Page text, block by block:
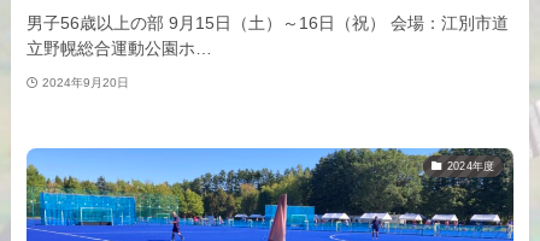
男子56歳以上の部 9月15日（土）～16日（祝） 会場：江別市道
立野幌総合運動公園ホ…
2024年9月20日
2024年度